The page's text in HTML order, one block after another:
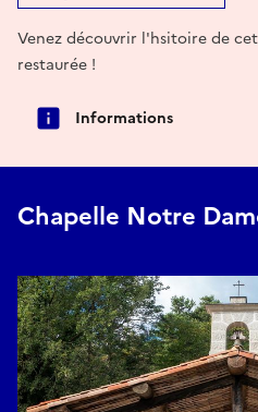
Venez découvrir l'hsitoire de
restaurée !
Informations
Chapelle Notre